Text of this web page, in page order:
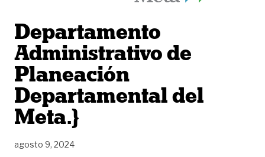
Departamento
Administrativo de
Planeación
Departamental del
Meta.}
agosto 9, 2024